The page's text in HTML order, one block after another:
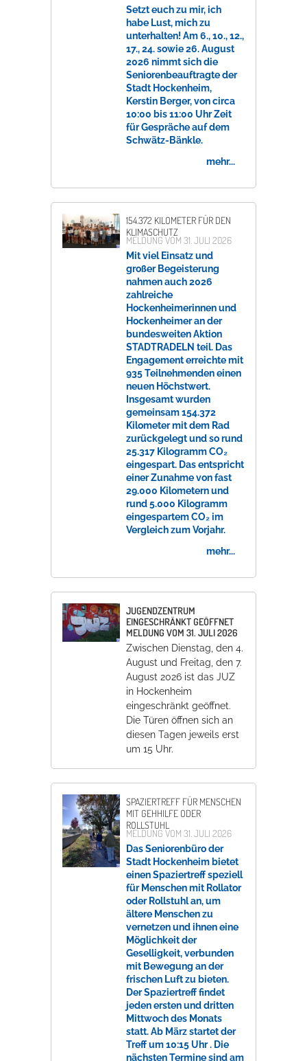
Setzt euch zu mir, ich
habe Lust, mich zu
unterhalten! Am 6., 10., 12.,
17., 24. sowie 26. August
2026 nimmt sich die
Seniorenbeauftragte der
Stadt Hockenheim,
Kerstin Berger, von circa
10:00 bis 11:00 Uhr Zeit
für Gespräche auf dem
Schwätz-Bänkle.
mehr...
154.372 KILOMETER FÜR DEN
KLIMASCHUTZ
MELDUNG VOM 31. JULI 2026
Mit viel Einsatz und
großer Begeisterung
nahmen auch 2026
zahlreiche
Hockenheimerinnen und
Hockenheimer an der
bundesweiten Aktion
STADTRADELN teil. Das
Engagement erreichte mit
935 Teilnehmenden einen
neuen Höchstwert.
Insgesamt wurden
gemeinsam 154.372
Kilometer mit dem Rad
zurückgelegt und so rund
25.317 Kilogramm CO₂
eingespart. Das entspricht
einer Zunahme von fast
29.000 Kilometern und
rund 5.000 Kilogramm
eingespartem CO₂ im
Vergleich zum Vorjahr.
mehr...
JUGENDZENTRUM
EINGESCHRÄNKT GEÖFFNET
MELDUNG VOM 31. JULI 2026
Zwischen Dienstag, den 4.
August und Freitag, den 7.
August 2026 ist das JUZ
in Hockenheim
eingeschränkt geöffnet.
Die Türen öffnen sich an
diesen Tagen jeweils erst
um 15 Uhr.
SPAZIERTREFF FÜR MENSCHEN
MIT GEHHILFE ODER
ROLLSTUHL
MELDUNG VOM 31. JULI 2026
Das Seniorenbüro der
Stadt Hockenheim bietet
einen Spaziertreff speziell
für Menschen mit Rollator
oder Rollstuhl an, um
ältere Menschen zu
vernetzen und ihnen eine
Möglichkeit der
Geselligkeit, verbunden
mit Bewegung an der
frischen Luft zu bieten.
Der Spaziertreff findet
jeden ersten und dritten
Mittwoch des Monats
statt. Ab März startet der
Treff um 10:15 Uhr . Die
nächsten Termine sind am